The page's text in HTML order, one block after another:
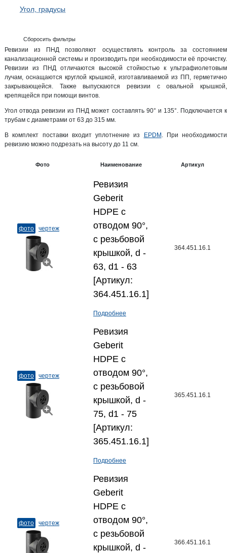
Угол, градусы
Сборосить фильтры
Ревизии из ПНД позволяют осуществлять контроль за состоянием
канализационной системы и производить при необходимости её прочистку.
Ревизии из ПНД отличаются высокой стойкостью к ультрафиолетовым
лучам, оснащаются круглой крышкой, изготавливаемой из ПП, герметично
закрывающейся. Также выпускаются ревизии с овальной крышкой,
крепящейся при помощи винтов.
Угол отвода ревизии из ПНД может составлять 90° и 135°. Подключается к
трубам с диаметрами от 63 до 315 мм.
В комплект поставки входит уплотнение из EPDM . При необходимости
ревизию можно подрезать на высоту до 11 см.
Фото Наименование Артикул
фото чертеж
Ревизия
Geberit
HDPE с
отводом 90°,
с резьбовой
крышкой, d -
63, d1 - 63
[Артикул:
364.451.16.1]
Подробнее
364.451.16.1
фото чертеж
Ревизия
Geberit
HDPE с
отводом 90°,
с резьбовой
крышкой, d -
75, d1 - 75
[Артикул:
365.451.16.1]
Подробнее
365.451.16.1
фото чертеж
Ревизия
Geberit
HDPE с
отводом 90°,
с резьбовой
крышкой, d -
366.451.16.1